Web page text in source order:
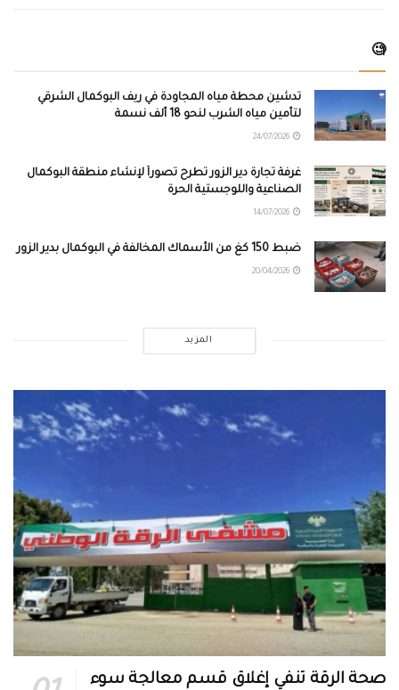
🧐
تدشين محطة مياه المجاودة في ريف البوكمال الشرقي
لتأمين مياه الشرب لنحو 18 ألف نسمة
غرفة تجارة دير الزور تطرح تصوراً لإنشاء منطقة البوكمال
الصناعية واللوجستية الحرة
ضبط 150 كغ من الأسماك المخالفة في البوكمال بدير الزور
المزيد
صحة الرقة تنفي إغلاق قسم معالجة سوء